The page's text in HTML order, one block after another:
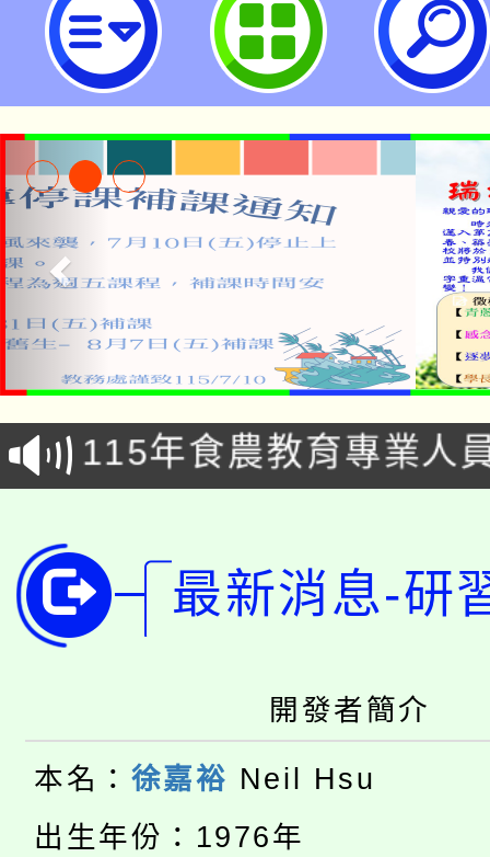
淨零綠生活教案入校路
會
115年食農教育專業人
程
學期銜接期間理賠案件
學籍身 分審查程序及
版
淨零綠領人才培育課程
公告本校115學年度第
桃園市115學年度學生
生本土語及新住民語歌
公告本校115學年度第
代理(課)教師甄選結果(
公告本校115學年度第
最新消息-研
開發者簡介
本名： 徐嘉裕 Neil Hsu
出生年份：1976年